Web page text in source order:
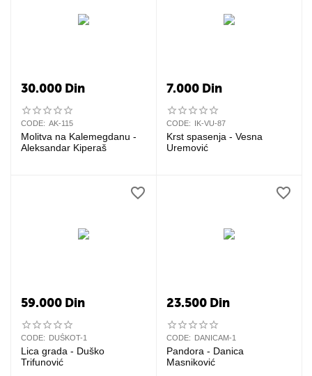
30.000 Din
CODE: AK-115
Molitva na Kalemegdanu -
Aleksandar Kiperaš
7.000 Din
CODE: IK-VU-87
Krst spasenja - Vesna
Uremović
59.000 Din
CODE: DUŠKOT-1
Lica grada - Duško
Trifunović
23.500 Din
CODE: DANICAM-1
Pandora - Danica
Masniković